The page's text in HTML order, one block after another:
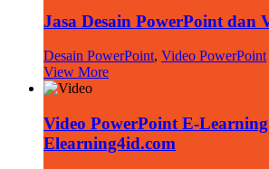
Jasa Desain PowerPoint dan
Desain PowerPoint, Video PowerPoint
View More
Video PowerPoint E-
Elearning4id.com